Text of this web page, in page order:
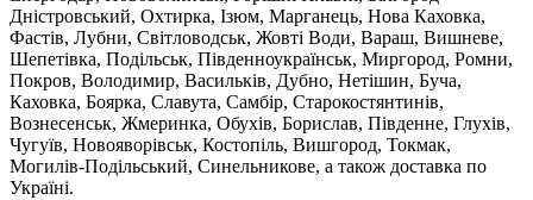
Дністровський, Охтирка, Ізюм, Марганець, Нова Каховка,
Фастів, Лубни, Світловодськ, Жовті Води, Вараш, Вишневе,
Шепетівка, Подільськ, Південноукраїнськ, Миргород, Ромни,
Покров, Володимир, Васильків, Дубно, Нетішин, Буча,
Каховка, Боярка, Славута, Самбір, Старокостянтинів,
Вознесенськ, Жмеринка, Обухів, Борислав, Південне, Глухів,
Чугуїв, Новояворівськ, Костопіль, Вишгород, Токмак,
Могилів-Подільський, Синельникове, а також доставка по
Україні.